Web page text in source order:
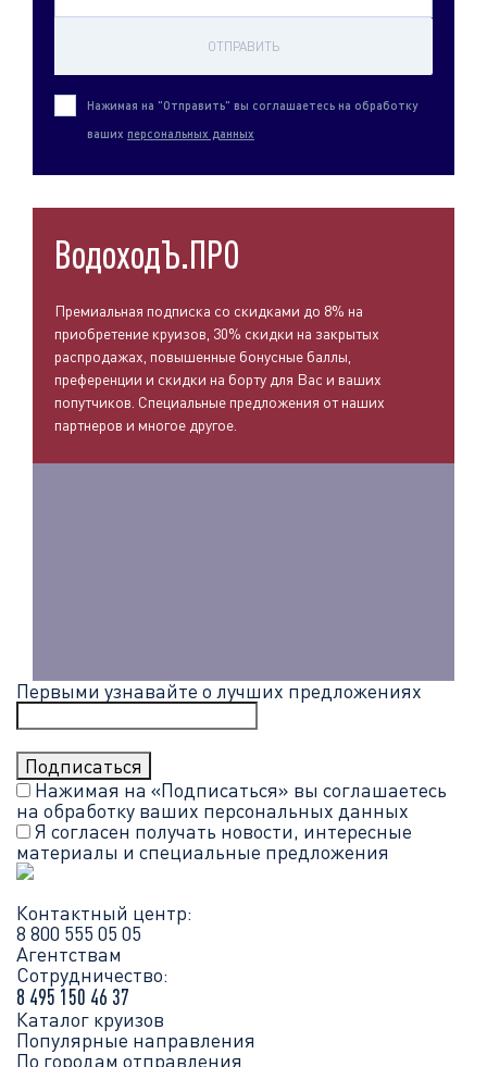
ОТПРАВИТЬ
Нажимая на "Отправить" вы соглашаетесь на обработку
ваших персональных данных
ВодоходЪ.ПРО
Премиальная подписка со скидками до 8% на
приобретение круизов, 30% скидки на закрытых
распродажах, повышенные бонусные баллы,
преференции и скидки на борту для Вас и ваших
попутчиков. Специальные предложения от наших
партнеров и многое другое.
Первыми узнавайте о лучших предложениях
Нажимая на «Подписаться» вы соглашаетесь
на обработку ваших персональных данных
Я согласен получать новости, интересные
материалы и специальные предложения
Контактный центр:
8 800 555 05 05
Агентствам
Сотрудничество:
8 495 150 46 37
Каталог круизов
Популярные направления
По городам отправления